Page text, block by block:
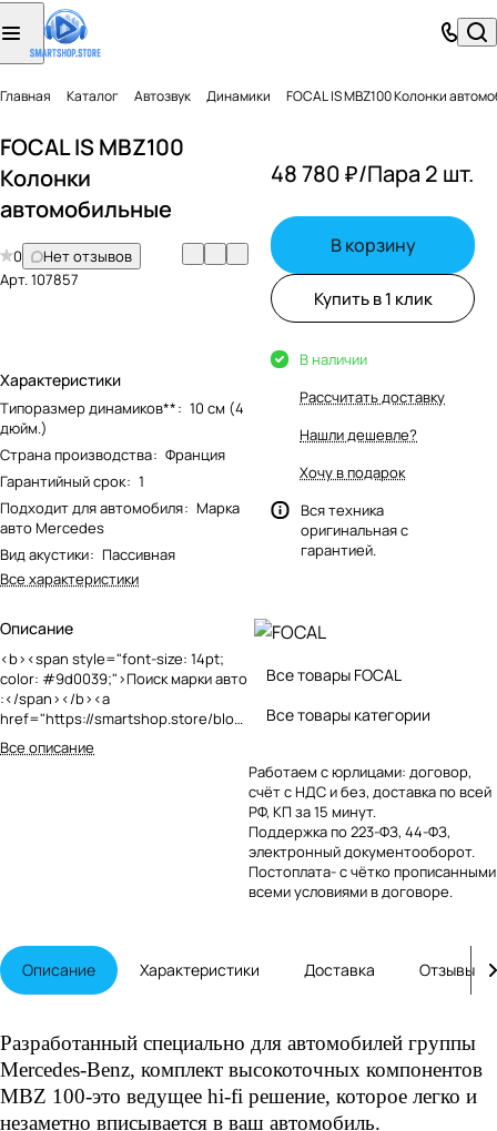
Главная Каталог Автозвук Динамики FOCAL IS MBZ100 Колонки
FOCAL IS MBZ100
Колонки
автомобильные
0
Нет отзывов
Арт.107857
Характеристики
Типоразмер динамиков**: 10 см (4
дюйм.)
Страна производства: Франция
Гарантийный срок: 1
Подходит для автомобиля: Марка
авто Mercedes
Вид акустики: Пассивная
Все характеристики
Описание
<b><span style="font-size: 14pt;
color: #9d0039;">Поиск марки авто
:</span></b><a
href="https://smartshop.store/blog/
akusticheskie-sistemy/podbor-
avtoakustiki-dlya-
изготовленной во Франции,
которая обеспечивает
естественный средний и
Алюминиевый перевернутый
кулевой твитер обеспечивает
верное воспроизведение высоких
частот и усиление
пространственно-
Все описание
48 780 ₽/Пара 2 шт.
В корзину
Купить в 1 клик
В наличии
Рассчитать доставку
Нашли дешевле?
Хочу в подарок
Вся техника
оригинальная с
гарантией.
Все товары FOCAL
Все товары категории
Работаем с юрлицами: договор,
счёт с НДС и без, доставка по всей
РФ, КП за 15 минут.
Поддержка по 223-ФЗ, 44-ФЗ,
электронный документооборот.
Постоплата- с чётко прописанными
всеми условиями в договоре.
Описание Характеристики Доставка Отзывы
Разработанный специально для автомобилей группы
Mercedes-Benz, комплект высокоточных компонентов
MBZ 100-это ведущее hi-fi решение, которое легко и
незаметно вписывается в ваш автомобиль.